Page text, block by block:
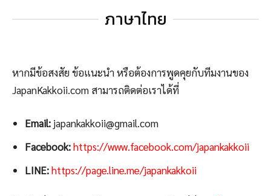
ภาษาไทย
หากมีข้อสงสัย ข้อแนะนำ หรือต้องการพูดคุยกับทีมงานของ
JapanKakkoii.com สามารถติดต่อเราได้ที่
Email: japankakkoii@gmail.com
Facebook:https://www.facebook.com/japankakkoii
LINE:https://page.line.me/japankakkoii